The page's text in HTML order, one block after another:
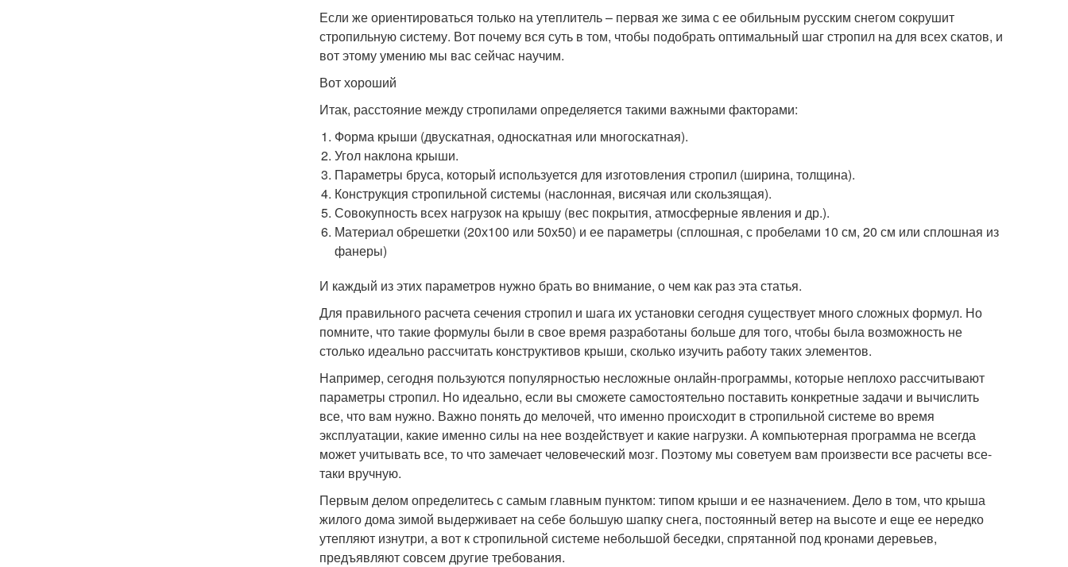
Если же ориентироваться только на утеплитель – первая же зима с ее обильным русским снегом сокрушит
стропильную систему. Вот почему вся суть в том, чтобы подобрать оптимальный шаг стропил на для всех скатов, и
вот этому умению мы вас сейчас научим.
Вот хороший
Итак, расстояние между стропилами определяется такими важными факторами:
Форма крыши (двускатная, односкатная или многоскатная).
Угол наклона крыши.
Параметры бруса, который используется для изготовления стропил (ширина, толщина).
Конструкция стропильной системы (наслонная, висячая или скользящая).
Совокупность всех нагрузок на крышу (вес покрытия, атмосферные явления и др.).
Материал обрешетки (20х100 или 50х50) и ее параметры (сплошная, с пробелами 10 см, 20 см или сплошная из
фанеры)
И каждый из этих параметров нужно брать во внимание, о чем как раз эта статья.
Для правильного расчета сечения стропил и шага их установки сегодня существует много сложных формул. Но
помните, что такие формулы были в свое время разработаны больше для того, чтобы была возможность не
столько идеально рассчитать конструктивов крыши, сколько изучить работу таких элементов.
Например, сегодня пользуются популярностью несложные онлайн-программы, которые неплохо рассчитывают
параметры стропил. Но идеально, если вы сможете самостоятельно поставить конкретные задачи и вычислить
все, что вам нужно. Важно понять до мелочей, что именно происходит в стропильной системе во время
эксплуатации, какие именно силы на нее воздействует и какие нагрузки. А компьютерная программа не всегда
может учитывать все, то что замечает человеческий мозг. Поэтому мы советуем вам произвести все расчеты все-
таки вручную.
Первым делом определитесь с самым главным пунктом: типом крыши и ее назначением. Дело в том, что крыша
жилого дома зимой выдерживает на себе большую шапку снега, постоянный ветер на высоте и еще ее нередко
утепляют изнутри, а вот к стропильной системе небольшой беседки, спрятанной под кронами деревьев,
предъявляют совсем другие требования.